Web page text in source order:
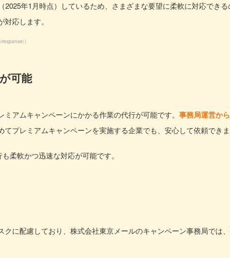
（2025年1月時点）しているため、さまざまな要望に柔軟に対応でき
応します。
response/）
可能
アムキャンペーンにかかる作業の代行が可能です。 事務局運営か
てプレミアムキャンペーンを実施する企業でも、安心して依頼できま
柔軟かつ迅速な対応が可能です。
に配慮しており、株式会社東京メールのキャンペーン事務局では